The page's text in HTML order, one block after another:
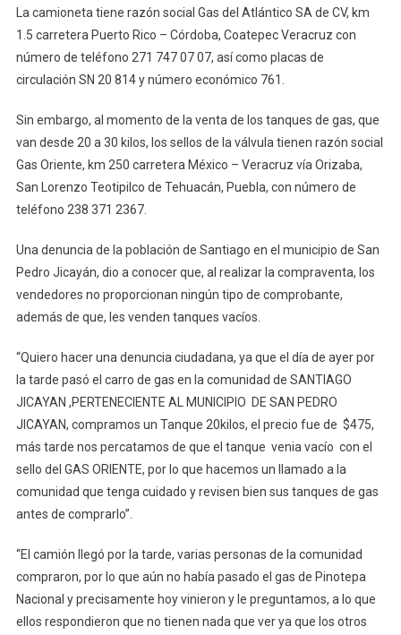
La camioneta tiene razón social Gas del Atlántico SA de CV, km
1.5 carretera Puerto Rico – Córdoba, Coatepec Veracruz con
número de teléfono 271 747 07 07, así como placas de
circulación SN 20 814 y número económico 761.
Sin embargo, al momento de la venta de los tanques de gas, que
van desde 20 a 30 kilos, los sellos de la válvula tienen razón social
Gas Oriente, km 250 carretera México – Veracruz vía Orizaba,
San Lorenzo Teotipilco de Tehuacán, Puebla, con número de
teléfono 238 371 2367.
Una denuncia de la población de Santiago en el municipio de San
Pedro Jicayán, dio a conocer que, al realizar la compraventa, los
vendedores no proporcionan ningún tipo de comprobante,
además de que, les venden tanques vacíos.
“Quiero hacer una denuncia ciudadana, ya que el día de ayer por
la tarde pasó el carro de gas en la comunidad de SANTIAGO
JICAYAN ,PERTENECIENTE AL MUNICIPIO DE SAN PEDRO
JICAYAN, compramos un Tanque 20kilos, el precio fue de $475,
más tarde nos percatamos de que el tanque venia vacío con el
sello del GAS ORIENTE, por lo que hacemos un llamado a la
comunidad que tenga cuidado y revisen bien sus tanques de gas
antes de comprarlo”.
“El camión llegó por la tarde, varias personas de la comunidad
compraron, por lo que aún no había pasado el gas de Pinotepa
Nacional y precisamente hoy vinieron y le preguntamos, a lo que
ellos respondieron que no tienen nada que ver ya que los otros